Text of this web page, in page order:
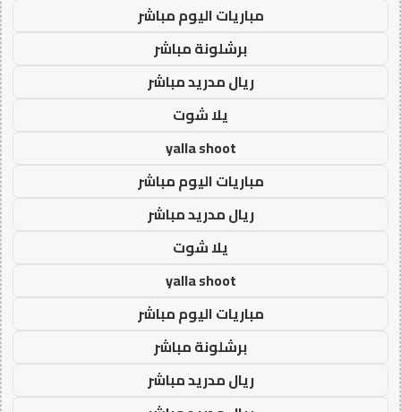
مباريات اليوم مباشر
برشلونة مباشر
ريال مدريد مباشر
يلا شوت
yalla shoot
مباريات اليوم مباشر
ريال مدريد مباشر
يلا شوت
yalla shoot
مباريات اليوم مباشر
برشلونة مباشر
ريال مدريد مباشر